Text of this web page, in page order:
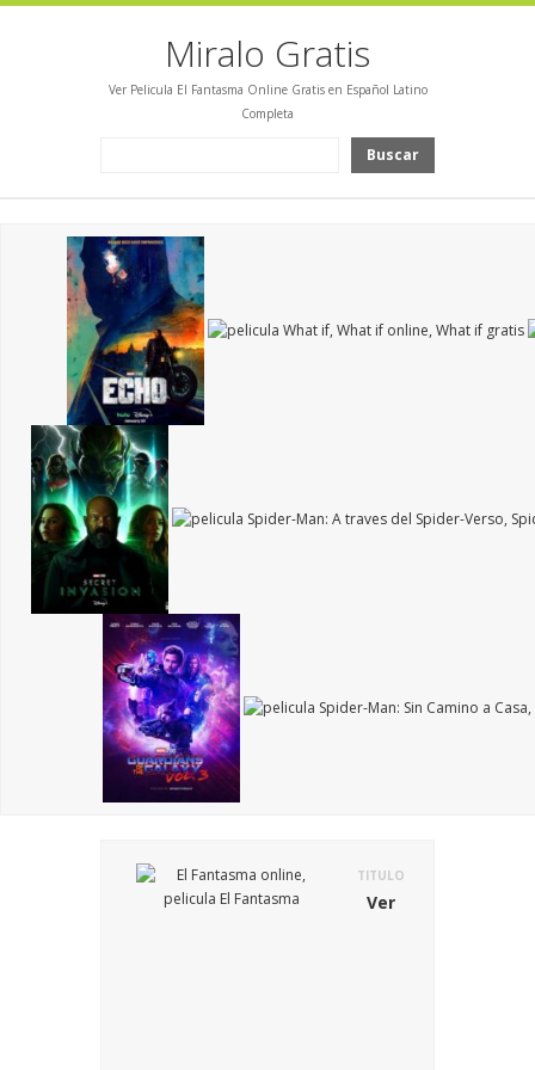
Miralo Gratis
Ver Pelicula El Fantasma Online Gratis en Español Latino
Completa
Buscar
TITULO
Ver